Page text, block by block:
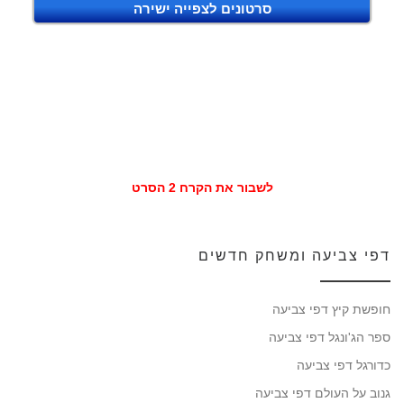
סרטונים לצפייה ישירה
לשבור את הקרח 2 הסרט
דפי צביעה ומשחק חדשים
חופשת קיץ דפי צביעה
ספר הג'ונגל דפי צביעה
כדורגל דפי צביעה
גנוב על העולם דפי צביעה